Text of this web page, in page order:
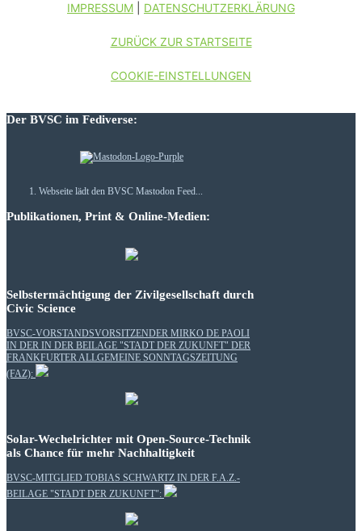
IMPRESSUM DATENSCHUTZERKLÄRUNG
ZURÜCK ZUR STARTSEITE
COOKIE-EINSTELLUNGEN
Der BVSC im Fediverse:
Webseite lädt den BVSC Mastodon Feed...
Publikationen, Print & Online-Medien:
Selbstermächtigung der Zivilgesellschaft durch
Civic Science
BVSC-VORSTANDSVORSITZENDER MIRKO DE PAOLI
IN DER IN DER BEILAGE "STADT DER ZUKUNFT" DER
FRANKFURTER ALLGEMEINE SONNTAGSZEITUNG
(FAZ):
Solar-Wechelrichter mit Open-Source-Technik
als Chance für mehr Nachhaltigkeit
BVSC-MITGLIED TOBIAS SCHWARTZ IN DER F.A.Z.-
BEILAGE "STADT DER ZUKUNFT":